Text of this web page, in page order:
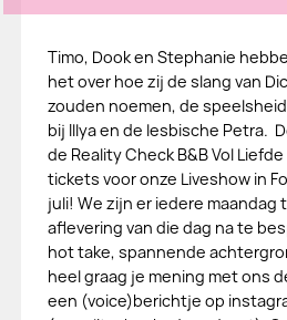
Timo, Dook en Stephanie
het over hoe zij de slang van
zouden noemen, de speelsheid
bij Illya en de lesbische Petra.
de Reality Check B&B Vol
tickets voor onze Liveshow in
juli! We zijn er iedere maandag
aflevering van die dag na te
hot take, spannende
heel graag je mening met ons
een (voice)berichtje op